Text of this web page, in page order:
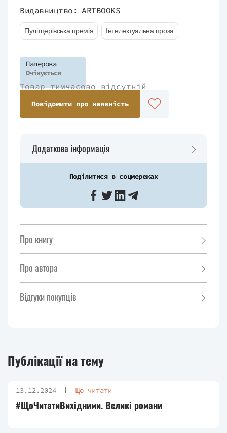
Видавництво: ARTBOOKS
Пулітцерівська премія Інтелектуальна проза
Паперова
Очікується
Товар тимчасово відсутній
Повідомити про наявність
Додаткова інформація
Поділитися в соцмережах
Про книгу
Про автора
Відгуки покупців
Публікації на тему
13.12.2024 Що читати
#ЩоЧитатиВихідними. Великі романи